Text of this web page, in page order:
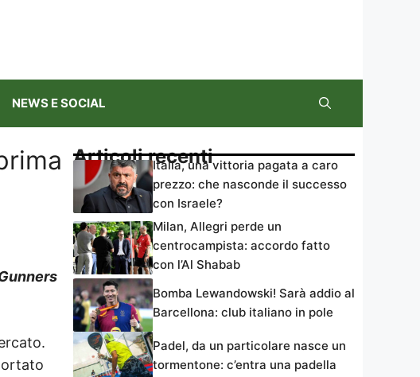
NEWS E SOCIAL
Articoli recentiItalia, una vittoria pagata a caro
prezzo: che nasconde il successo
con Israele?
Milan, Allegri perde un
centrocampista: accordo fatto
con l’Al Shabab
Bomba Lewandowski! Sarà addio al
Barcellona: club italiano in pole
Padel, da un particolare nasce un
tormentone: c’entra una padella